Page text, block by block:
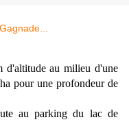
d'altitude au milieu d'une
pour une profondeur de
au parking du lac de